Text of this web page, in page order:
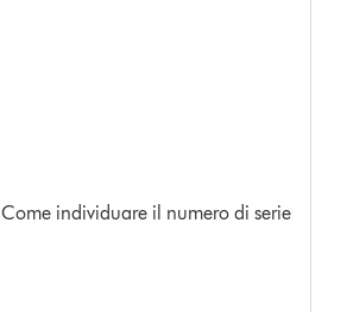
Come individuare il numero di serie